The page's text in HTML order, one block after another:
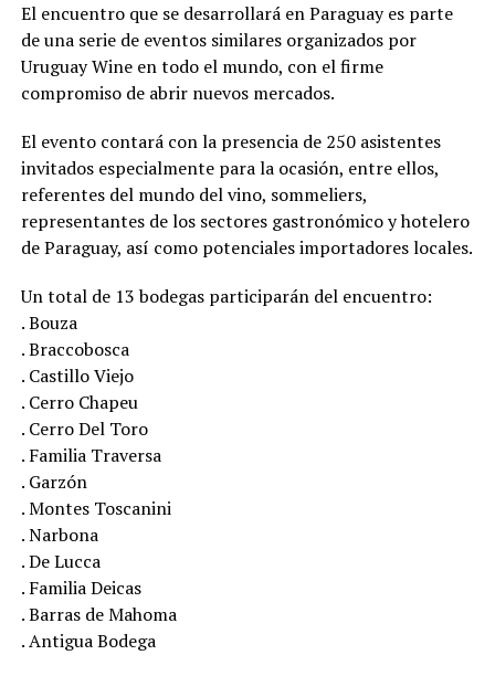
El encuentro que se desarrollará en Paraguay es parte
de una serie de eventos similares organizados por
Uruguay Wine en todo el mundo, con el firme
compromiso de abrir nuevos mercados.
El evento contará con la presencia de 250 asistentes
invitados especialmente para la ocasión, entre ellos,
referentes del mundo del vino, sommeliers,
representantes de los sectores gastronómico y hotelero
de Paraguay, así como potenciales importadores locales.
Un total de 13 bodegas participarán del encuentro:
. Bouza
. Braccobosca
. Castillo Viejo
. Cerro Chapeu
. Cerro Del Toro
. Familia Traversa
. Garzón
. Montes Toscanini
. Narbona
. De Lucca
. Familia Deicas
. Barras de Mahoma
. Antigua Bodega